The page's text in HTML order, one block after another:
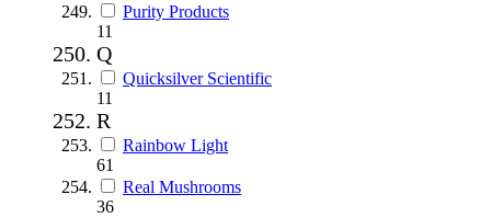
Purity Products
11
Q
Quicksilver Scientific
11
R
Rainbow Light
61
Real Mushrooms
36